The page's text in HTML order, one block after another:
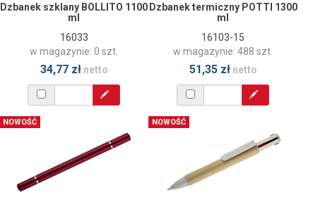
Dzbanek szklany BOLLITO 1100
ml
16033
w magazynie: 0 szt.
34,77 złnetto
Dzbanek termiczny POTTI 1300
ml
16103-15
w magazynie: 488 szt.
51,35 złnetto
NOWOŚĆ NOWOŚĆ